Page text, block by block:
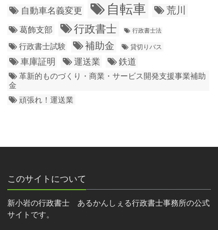
自動車名義変更 自転車 荒川
葛飾支部 行政書士 行政書士法
行政書士試験 補助金 貸切りバス
車庫証明 運送業 鉄道
革新的ものづくり・商業・サービス開発支援事業補助
金
頑張れ！運送業
このサイトについて
新小岩の行政書士 あるかんしぇる行政書士事務所の公式
サイトです。